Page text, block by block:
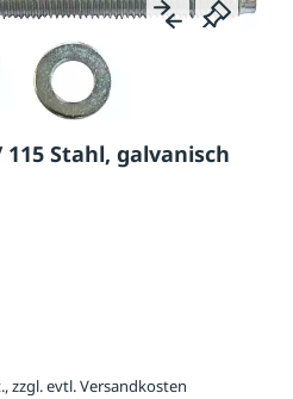
Stahl, galvanisch
zzgl. evtl. Versandkosten